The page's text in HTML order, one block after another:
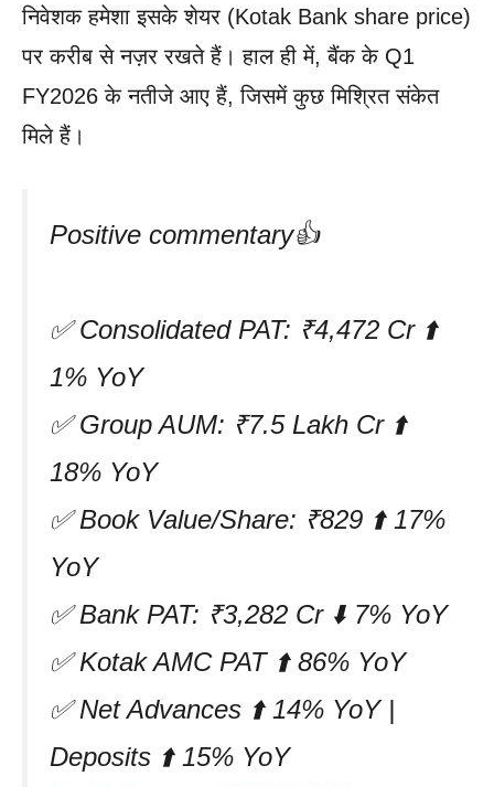
निवेशक हमेशा इसके शेयर (Kotak Bank share price)
पर करीब से नज़र रखते हैं। हाल ही में, बैंक के Q1
FY2026 के नतीजे आए हैं, जिसमें कुछ मिश्रित संकेत
मिले हैं।
Positive commentary👍
✅ Consolidated PAT: ₹4,472 Cr ⬆️
1% YoY
✅ Group AUM: ₹7.5 Lakh Cr ⬆️
18% YoY
✅ Book Value/Share: ₹829 ⬆️ 17%
YoY
✅ Bank PAT: ₹3,282 Cr ⬇️ 7% YoY
✅ Kotak AMC PAT ⬆️ 86% YoY
✅ Net Advances ⬆️ 14% YoY |
Deposits ⬆️ 15% YoY